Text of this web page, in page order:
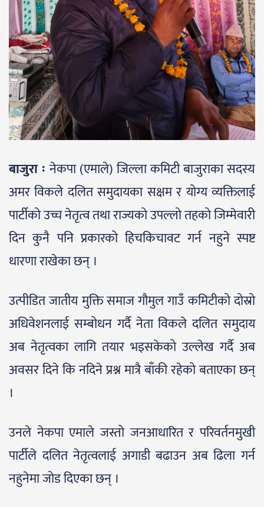
बाजुरा ःनेकपा (एमाले) जिल्ला कमिटी बाजुराका सदस्य
अमर विकले दलित समुदायका सक्षम र योग्य व्यक्तिलाई
पार्टीको उच्च नेतृत्व तथा राज्यको उपल्लो तहको जिम्मेवारी
दिन कुनै पनि प्रकारको हिचकिचावट गर्न नहुने स्पष्ट
धारणा राखेका छन् ।
उत्पीडित जातीय मुक्ति समाज गौमुल गाउँ कमिटीको दोस्रो
अधिवेशनलाई सम्बोधन गर्दै नेता विकले दलित समुदाय
अब नेतृत्वका लागि तयार भइसकेको उल्लेख गर्दै अब
अवसर दिने कि नदिने प्रश्न मात्रै बाँकी रहेको बताएका छन्
।
उनले नेकपा एमाले जस्तो जनआधारित र परिवर्तनमुखी
पार्टीले दलित नेतृत्वलाई अगाडी बढाउन अब ढिला गर्न
नहुनेमा जोड दिएका छन् ।